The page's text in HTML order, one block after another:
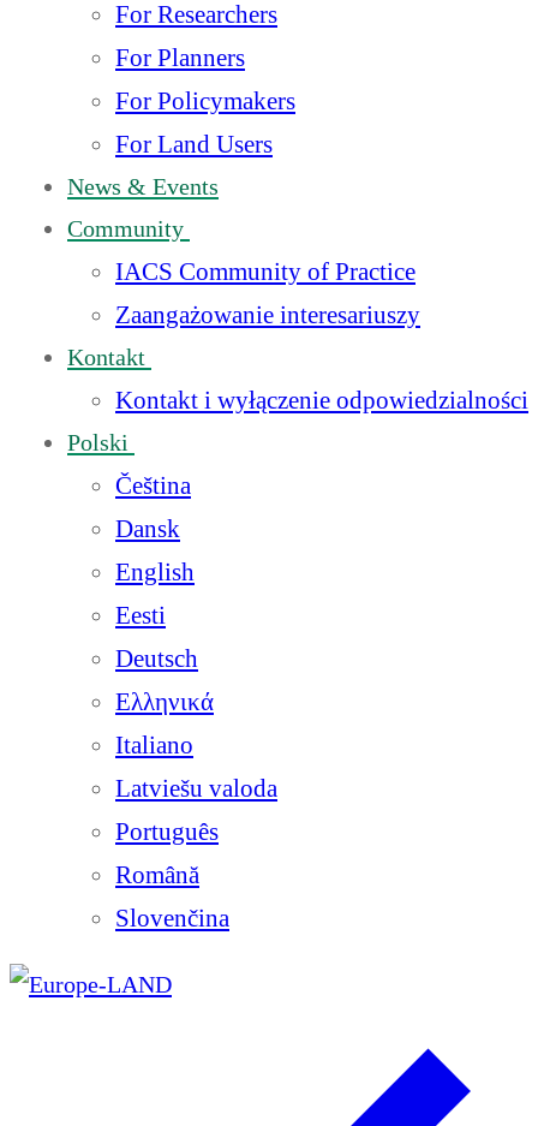
For Researchers
For Planners
For Policymakers
For Land Users
News & Events
Community
IACS Community of Practice
Zaangażowanie interesariuszy
Kontakt
Kontakt i wyłączenie odpowiedzialności
Polski
Čeština
Dansk
English
Eesti
Deutsch
Ελληνικά
Italiano
Latviešu valoda
Português
Română
Slovenčina